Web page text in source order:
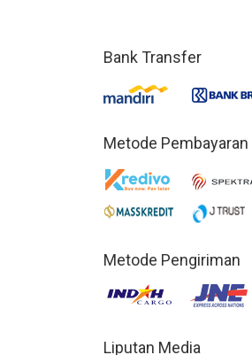
Bank Transfer
Metode Pembayaran
Metode Pengiriman
Liputan Media